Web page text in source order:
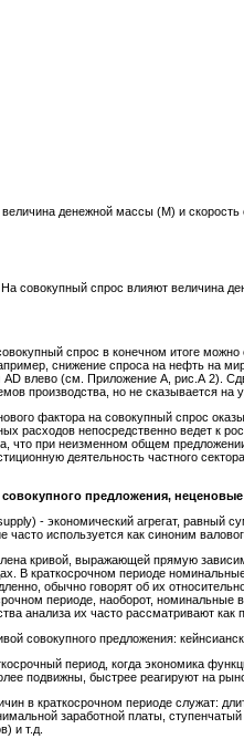
денежной массы (M) и
совокупный спрос влияют величина
спрос в конечном итоге
снижение спроса на нефть на
AD влево (см. Приложение А, рис.А 2).
производства, но не сказывается на
фактора на совокупный спрос
расходов непосредственно ведет к
что при неизменном общем
деятельность частного
совокупного предложения,
- экономический агрегат, равный
используется как синоним
кривой, выражающей прямую
В краткосрочном периоде
обычно говорят об их
периоде, наоборот, номинальные
анализа их часто рассматривают как
совокупного предложения:
период, когда экономика
подвижны, быстрее реагируют на
в краткосрочном периоде служат:
заработной платы,
и т.д.